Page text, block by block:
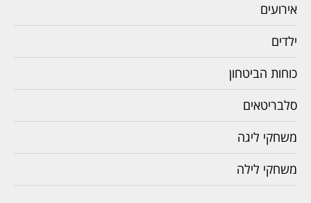
אירועים
ילדים
כוחות הביטחון
סלבריטאים
משחקי ליגה
משחקי לילה